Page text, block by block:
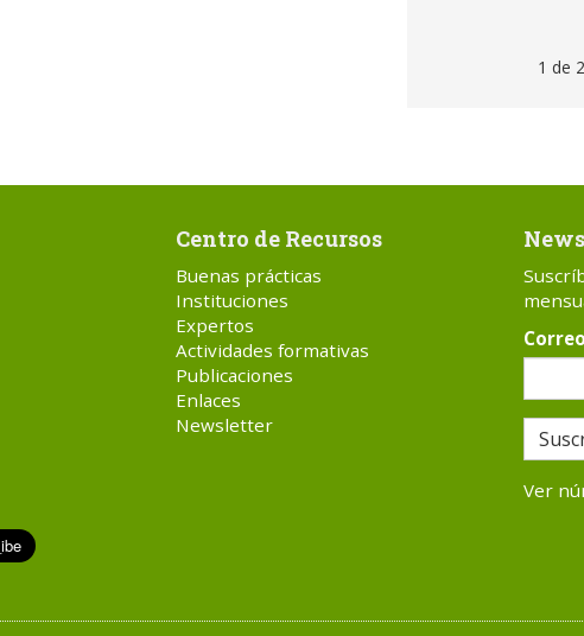
1 de
Centro de Recursos
Buenas prácticas
Instituciones
Expertos
Actividades formativas
Publicaciones
Enlaces
Newsletter
Ver